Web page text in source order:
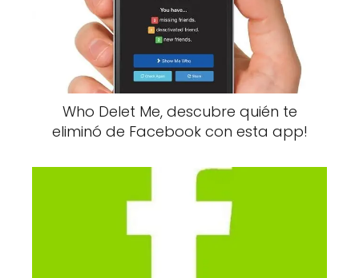
Who Delet Me, descubre quién te
eliminó de Facebook con esta app!